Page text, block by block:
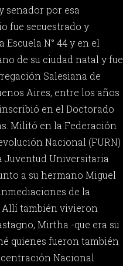
senador por esa
fue secuestrado y
Escuela N° 44 y en el
de su ciudad natal y fue
Salesiana de
Aires, entre los años
inscribió en el Doctorado
Militó en la Federación
Nacional (FURN)
Juventud Universitaria
a su hermano Miguel
de la
Allí también vivieron
Mirtha -que era su
quienes fueron también
Nacional